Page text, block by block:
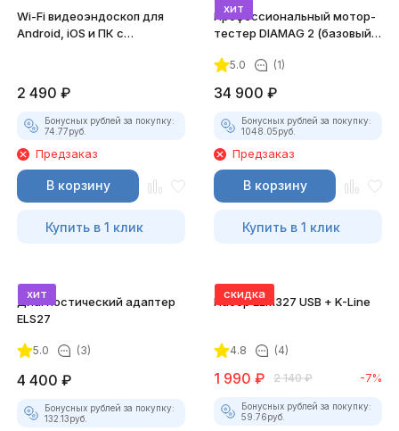
Wi-Fi видеоэндоскоп для
Android, iOS и ПК с
2 490 ₽
Бонусных рублей за покупку:
74.77руб.
Предзаказ
В корзину
Купить в 1 клик
хит
Профессиональный мотор-
тестер DIAMAG 2 (базовый
5.0 (1)
34 900 ₽
Бонусных рублей за покупку:
1048.05руб.
Предзаказ
В корзину
Купить в 1 клик
хит
Диагностический адаптер
ELS27
5.0 (3)
4 400 ₽
Бонусных рублей за покупку:
132.13руб.
скидка
Набор ELM327 USB + K-Line
4.8 (4)
1 990 ₽ 2 140 ₽ -7%
Бонусных рублей за покупку:
59.76руб.